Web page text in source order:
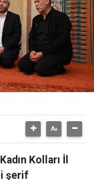
Kolları İl
i şerif